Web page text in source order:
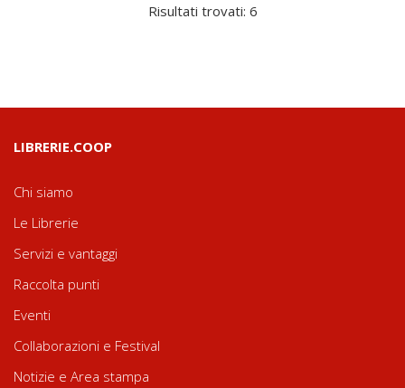
Risultati trovati: 6
LIBRERIE.COOP
Chi siamo
Le Librerie
Servizi e vantaggi
Raccolta punti
Eventi
Collaborazioni e Festival
Notizie e Area stampa